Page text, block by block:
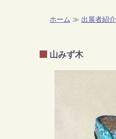
ホーム ≫ 出展者紹介
山みず木